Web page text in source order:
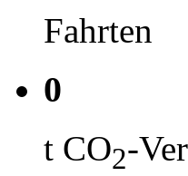
Fahrten
0
t CO2-